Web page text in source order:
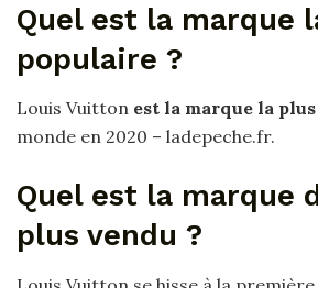
Quel est la marque
populaire ?
Louis Vuitton est la marque la
monde en 2020 – ladepeche.fr.
Quel est la marque
plus vendu ?